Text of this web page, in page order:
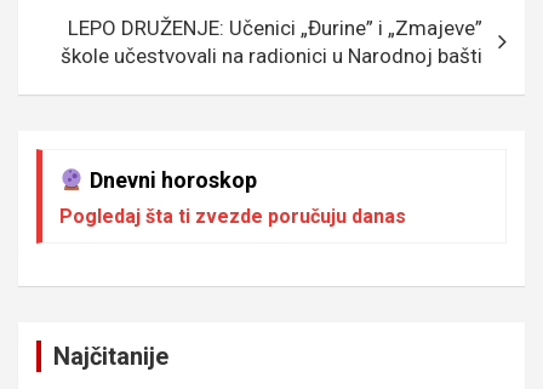
k
p
LEPO DRUŽENJE: Učenici „Đurine” i „Zmajeve”
škole učestvovali na radionici u Narodnoj bašti
Dnevni horoskop
Pogledaj šta ti zvezde poručuju danas
Najčitanije